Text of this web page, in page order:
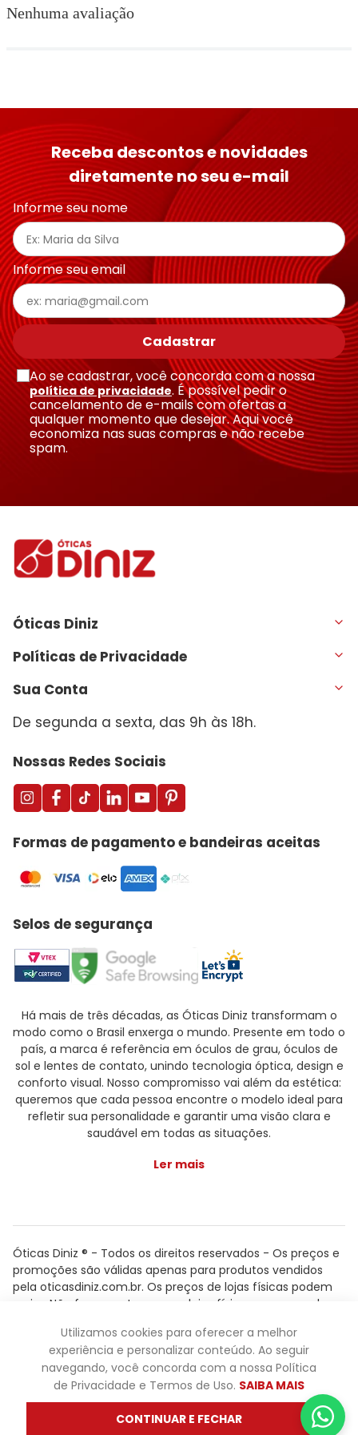
Nenhuma avaliação
Receba descontos e novidades
diretamente no seu e-mail
Informe seu nome
Informe seu email
Cadastrar
Ao se cadastrar, você concorda com a nossa
política de privacidade. É possível pedir o
cancelamento de e-mails com ofertas a
qualquer momento que desejar. Aqui você
economiza nas suas compras e não recebe
spam.
Óticas Diniz
Políticas de Privacidade
Sua Conta
De segunda a sexta, das 9h às 18h.
Nossas Redes Sociais
Formas de pagamento e bandeiras aceitas
Selos de segurança
Há mais de três décadas, as Óticas Diniz transformam o
modo como o Brasil enxerga o mundo. Presente em todo o
país, a marca é referência em óculos de grau, óculos de
sol e lentes de contato, unindo tecnologia óptica, design e
conforto visual. Nosso compromisso vai além da estética:
queremos que cada pessoa encontre o modelo ideal para
refletir sua personalidade e garantir uma visão clara e
saudável em todas as situações.
Ler mais
Óticas Diniz ® - Todos os direitos reservados - Os preços e
promoções são válidas apenas para produtos vendidos
pela oticasdiniz.com.br. Os preços de lojas físicas podem
variar. Não fazemos trocas em lojas físicas, apenas pelo
Powered by
Utilizamos cookies para oferecer a melhor
experiência e personalizar conteúdo. Ao seguir
navegando, você concorda com a nossa Política
de Privacidade e Termos de Uso. SAIBA MAIS
CONTINUAR E FECHAR